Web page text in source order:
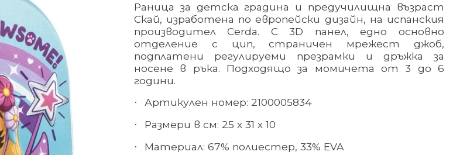
Раница за детска градина и предучилищна възраст
Скай, изработена по европейски дизайн, на испанския
производител Cerda. С 3D панел, едно основно
отделение с цип, страничен мрежест джоб,
подплатени регулируеми презрамки и дръжка за
носене в ръка. Подходящо за момичета от 3 до 6
години.
· Артикулен номер: 2100005834
· Размери в см: 25 х 31 х 10
· Материал: 67% полиестер, 33% EVA